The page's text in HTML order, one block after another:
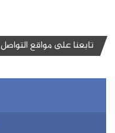
تابعنا على مواقع التواصل